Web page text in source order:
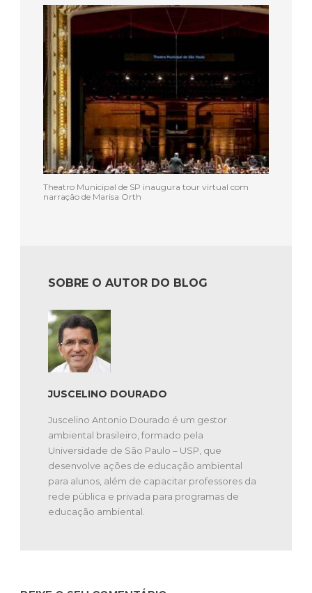
Theatro Municipal de SP inaugura tour virtual com
narração de Marisa Orth
SOBRE O AUTOR DO BLOG
JUSCELINO DOURADO
Juscelino Antonio Dourado é um gestor
ambiental brasileiro, formado pela
Universidade de São Paulo – USP, que
desenvolve ações de educação ambiental
para alunos, além de capacitar professores da
rede pública e privada para programas de
educação ambiental.